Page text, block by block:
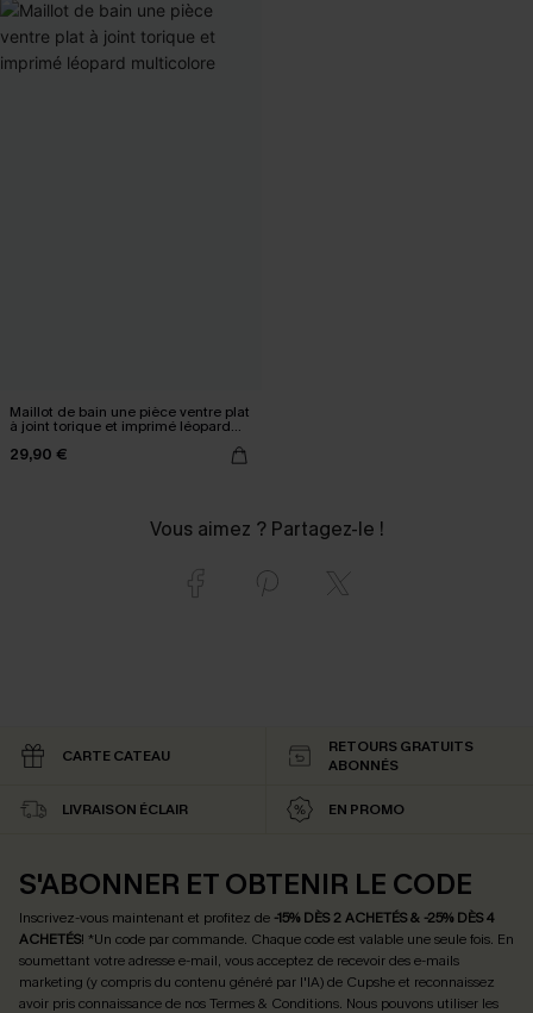
Maillot de bain une pièce ventre plat
à joint torique et imprimé léopard
29,90 €
Vous aimez ? Partagez-le !
CARTE CATEAU
RETOURS GRATUITS
ABONNÉS
LIVRAISON ÉCLAIR EN PROMO
S'ABONNER ET OBTENIR LE CODE
Inscrivez-vous maintenant et profitez de -15% DÈS 2 ACHETÉS & -25% DÈS 4
ACHETÉS! *Un code par commande. Chaque code est valable une seule fois. En
soumettant votre adresse e-mail, vous acceptez de recevoir des e-mails
marketing (y compris du contenu généré par l'IA) de Cupshe et reconnaissez
avoir pris connaissance de nosTermes & Conditions. Nous pouvons utiliser les